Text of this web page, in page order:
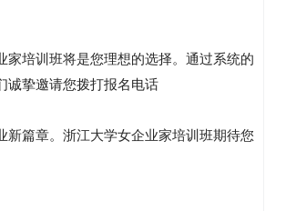
培训班将是您理想的选择。通过系统的
篇章。浙江大学女企业家培训班期待您